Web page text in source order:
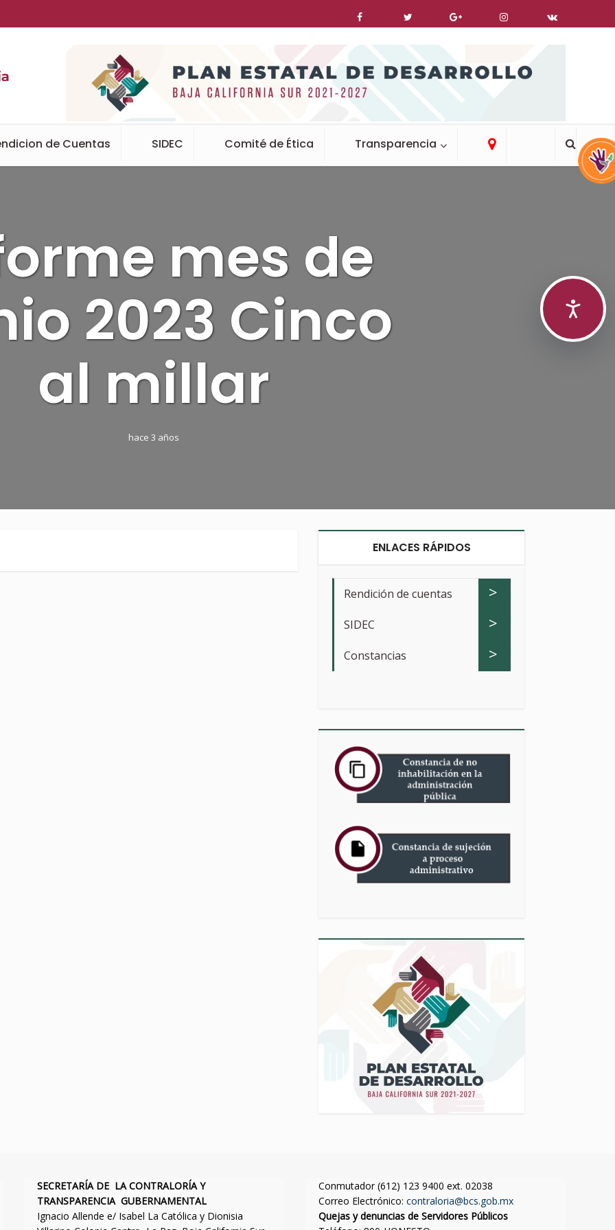
de Cuentas SIDEC Comité de Ética Transparencia
mes de
2023 Cinco
al millar
hace 3 años
ENLACES RÁPIDOS
Rendición de cuentas >
SIDEC >
Constancias >
SECRETARÍA DE LA CONTRALORÍA Y
TRANSPARENCIA GUBERNAMENTAL
Ignacio Allende e/ Isabel La Católica y Dionisia
Conmutador (612) 123 9400 ext. 02038
Correo Electrónico:contraloria@bcs.gob.mx
Quejas y denuncias de Servidores Públicos